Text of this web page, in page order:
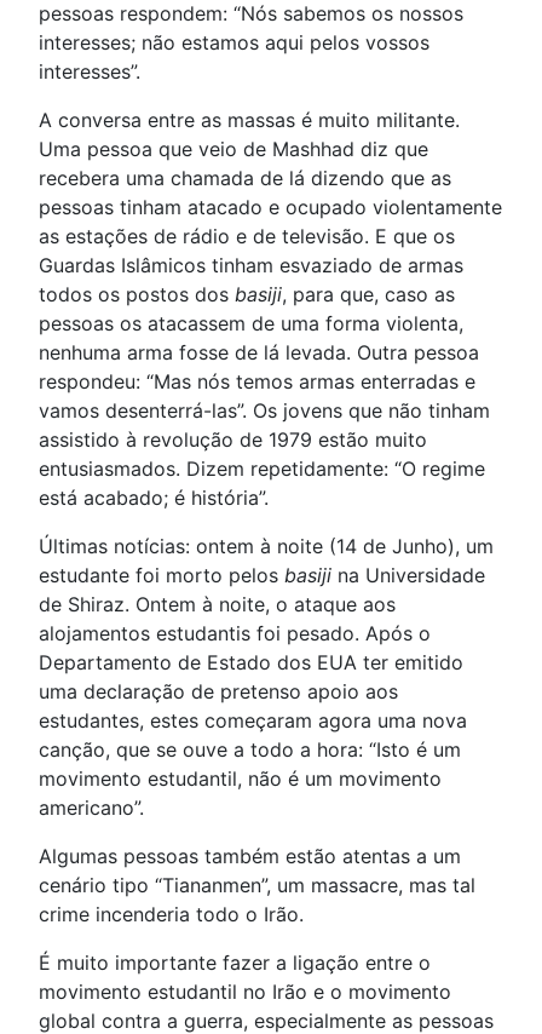
pessoas respondem: “Nós sabemos os nossos
interesses; não estamos aqui pelos vossos
interesses”.
A conversa entre as massas é muito militante.
Uma pessoa que veio de Mashhad diz que
recebera uma chamada de lá dizendo que as
pessoas tinham atacado e ocupado violentamente
as estações de rádio e de televisão. E que os
Guardas Islâmicos tinham esvaziado de armas
todos os postos dos basiji, para que, caso as
pessoas os atacassem de uma forma violenta,
nenhuma arma fosse de lá levada. Outra pessoa
respondeu: “Mas nós temos armas enterradas e
vamos desenterrá-las”. Os jovens que não tinham
assistido à revolução de 1979 estão muito
entusiasmados. Dizem repetidamente: “O regime
está acabado; é história”.
Últimas notícias: ontem à noite (14 de Junho), um
estudante foi morto pelos basiji na Universidade
de Shiraz. Ontem à noite, o ataque aos
alojamentos estudantis foi pesado. Após o
Departamento de Estado dos EUA ter emitido
uma declaração de pretenso apoio aos
estudantes, estes começaram agora uma nova
canção, que se ouve a todo a hora: “Isto é um
movimento estudantil, não é um movimento
americano”.
Algumas pessoas também estão atentas a um
cenário tipo “Tiananmen”, um massacre, mas tal
crime incenderia todo o Irão.
É muito importante fazer a ligação entre o
movimento estudantil no Irão e o movimento
global contra a guerra, especialmente as pessoas